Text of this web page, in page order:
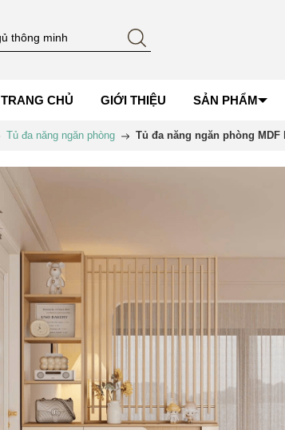
TRANG CHỦ GIỚI THIỆU SẢN PHẨM
Tủ đa năng ngăn phòng Tủ đa năng ngăn phòng